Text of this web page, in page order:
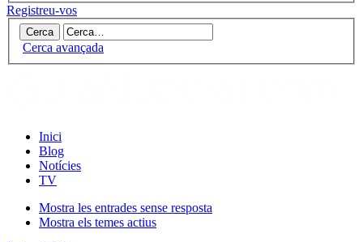
Registreu-vos
Cerca avançada
Inici
Blog
Notícies
TV
Mostra les entrades sense resposta
Mostra els temes actius